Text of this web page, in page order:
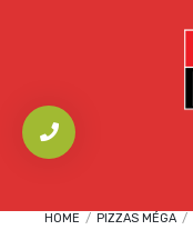
HOME / PIZZAS MÉGA /